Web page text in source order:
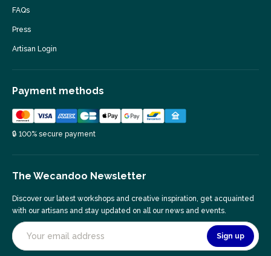
FAQs
Press
Artisan Login
Payment methods
🔒 100% secure payment
The Wecandoo Newsletter
Discover our latest workshops and creative inspiration, get acquainted
with our artisans and stay updated on all our news and events.
Sign up